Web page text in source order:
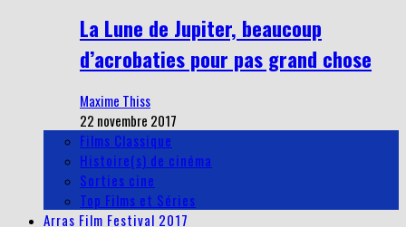
La Lune de Jupiter, beaucoup
d’acrobaties pour pas grand chose
Maxime Thiss
22 novembre 2017
Films Classique
Histoire(s) de cinéma
Sorties cine
Top Films et Séries
Arras Film Festival 2017